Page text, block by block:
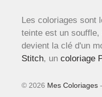
Les coloriages sont
teinte est un
devient la clé d'un
Stitch, un coloriage
© 2026 Mes Coloriages -